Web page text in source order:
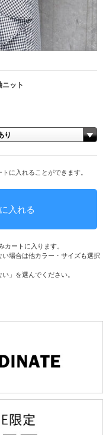
ニット
に入れることができます。
入れる
カートに入ります。
場合は他カラー・サイズも選択
」を選んでください。